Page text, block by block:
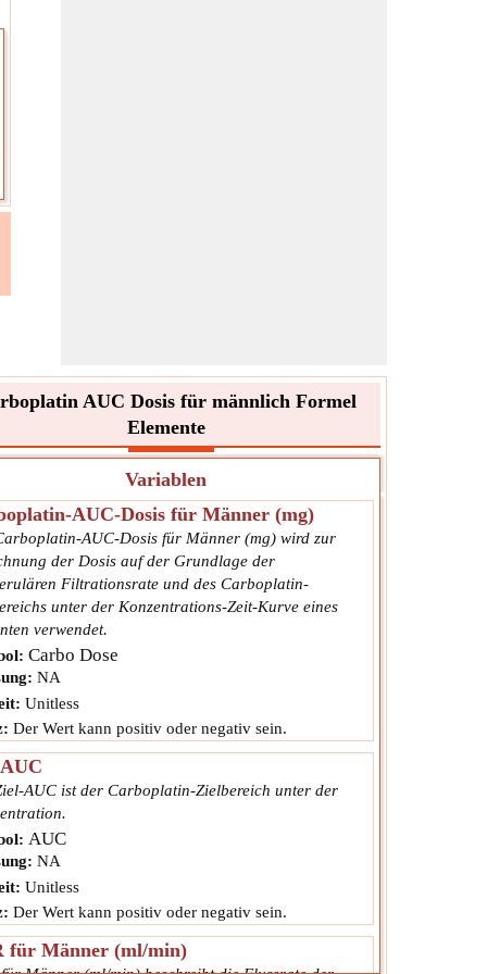
AUC Dosis für männlich Formel
Elemente
Variablen
AUC-Dosis für Männer (mg)
AUC-Dosis für Männer (mg) wird zur
der Dosis auf der Grundlage der
Filtrationsrate und des Carboplatin-
unter der Konzentrations-Zeit-Kurve eines
verwendet.
Carbo Dose
NA
Unitless
Der Wert kann positiv oder negativ sein.
AUC ist der Carboplatin-Zielbereich unter der
AUC
NA
Unitless
Der Wert kann positiv oder negativ sein.
für Männer (ml/min)